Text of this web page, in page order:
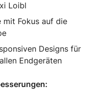
Loibl
mit Fokus auf die
Designs für
Endgeräten